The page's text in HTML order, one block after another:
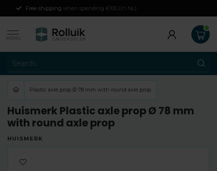
Free shipping when spending €100 (in NL)
MENU
Plastic axle prop Ø 78 mm with round axle prop
Huismerk Plastic axle prop Ø 78 mm
with round axle prop
HUISMERK